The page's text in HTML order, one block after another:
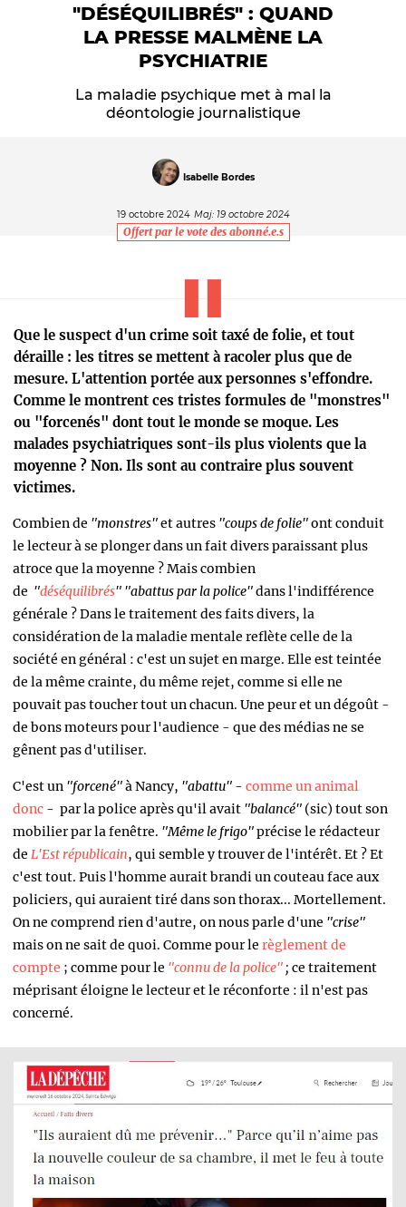
"DÉSÉQUILIBRÉS" : QUAND
LA PRESSE MALMÈNE LA
PSYCHIATRIE
La maladie psychique met à mal la
déontologie journalistique
Isabelle Bordes
19 octobre 2024 Maj: 19 octobre 2024
Offert par le vote des abonné.e.s
Que le suspect d'un crime soit taxé de folie, et tout
déraille : les titres se mettent à racoler plus que de
mesure. L'attention portée aux personnes s'effondre.
Comme le montrent ces tristes formules de "monstres"
ou "forcenés" dont tout le monde se moque. Les
malades psychiatriques sont-ils plus violents que la
moyenne ? Non. Ils sont au contraire plus souvent
victimes.
Combien de "monstres"et autres "coups de folie"ont conduit
le lecteur à se plonger dans un fait divers paraissant plus
atroce que la moyenne ? Mais combien
de "déséquilibrés" "abattus par la police"dans l'indifférence
générale ?Dans le traitement des faits divers, la
considération de la maladie mentale reflète celle de la
société en général : c'est un sujet en marge. Elle est teintée
de la même crainte, du même rejet, comme si elle ne
pouvait pas toucher tout un chacun. Une peur et un dégoût -
de bons moteurs pour l'audience - que des médias ne se
gênent pas d'utiliser.
C'est un "forcené"à Nancy, "abattu" - comme un animal
donc - par la police après qu'il avait "balancé" (sic) tout son
mobilier par la fenêtre. "Même le frigo"précise le rédacteur
de L'Est républicain, qui semble y trouver de l'intérêt. Et ? Et
c'est tout. Puis l'homme aurait brandi un couteau face aux
policiers, qui auraient tiré dans son thorax... Mortellement.
On ne comprend rien d'autre, on nous parle d'une "crise"
mais on ne sait de quoi. Comme pour le règlement de
compte ; comme pour le "connu de la police"; ce traitement
méprisant éloigne le lecteur et le réconforte : il n'est pas
concerné.